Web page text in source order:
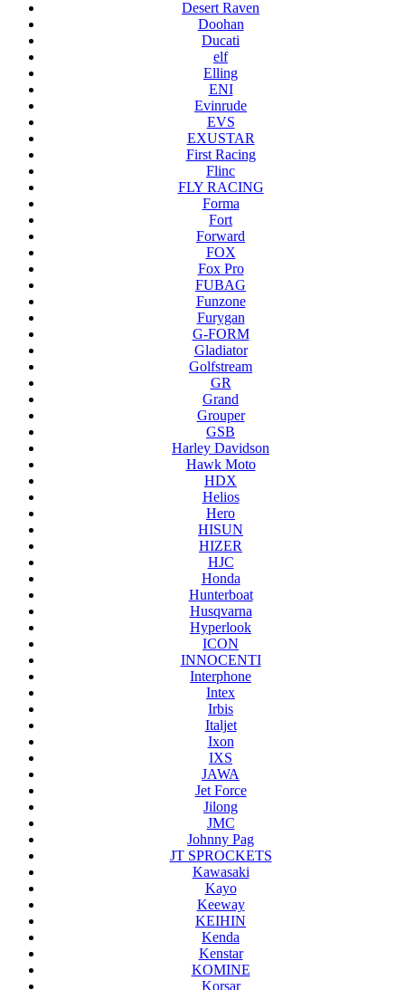
Desert Raven
Doohan
Ducati
elf
Elling
ENI
Evinrude
EVS
EXUSTAR
First Racing
Flinc
FLY RACING
Forma
Fort
Forward
FOX
Fox Pro
FUBAG
Funzone
Furygan
G-FORM
Gladiator
Golfstream
GR
Grand
Grouper
GSB
Harley Davidson
Hawk Moto
HDX
Helios
Hero
HISUN
HIZER
HJC
Honda
Hunterboat
Husqvarna
Hyperlook
ICON
INNOCENTI
Interphone
Intex
Irbis
Italjet
Ixon
IXS
JAWA
Jet Force
Jilong
JMC
Johnny Pag
JT SPROCKETS
Kawasaki
Kayo
Keeway
KEIHIN
Kenda
Kenstar
KOMINE
Korsar